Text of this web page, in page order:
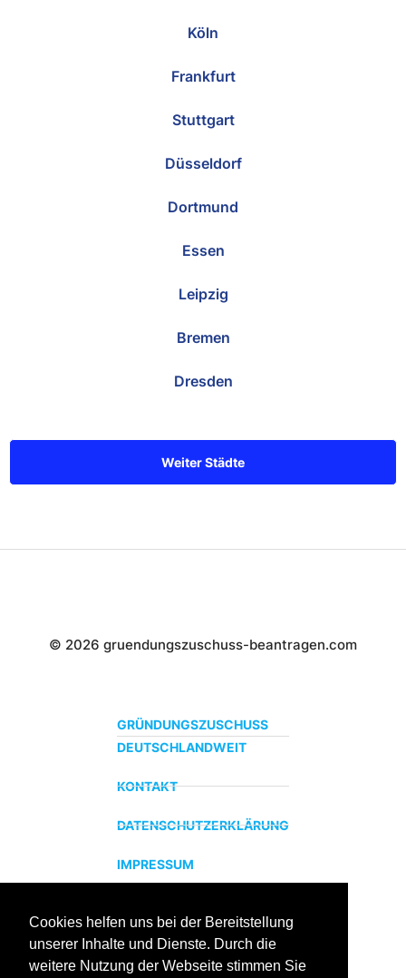
Cookies helfen uns bei der Bereitstellung
unserer Inhalte und Dienste. Durch die
weitere Nutzung der Webseite stimmen Sie
Köln
Frankfurt
Stuttgart
Düsseldorf
Dortmund
Essen
Leipzig
Bremen
Dresden
Weiter Städte
© 2026 gruendungszuschuss-beantragen.com
GRÜNDUNGSZUSCHUSS
DEUTSCHLANDWEIT
KONTAKT
DATENSCHUTZERKLÄRUNG
IMPRESSUM
ZERTIFIZIERTER BILDUNGSTRÄGER
Profitieren sie jetzt von unserer über 15 jährigen